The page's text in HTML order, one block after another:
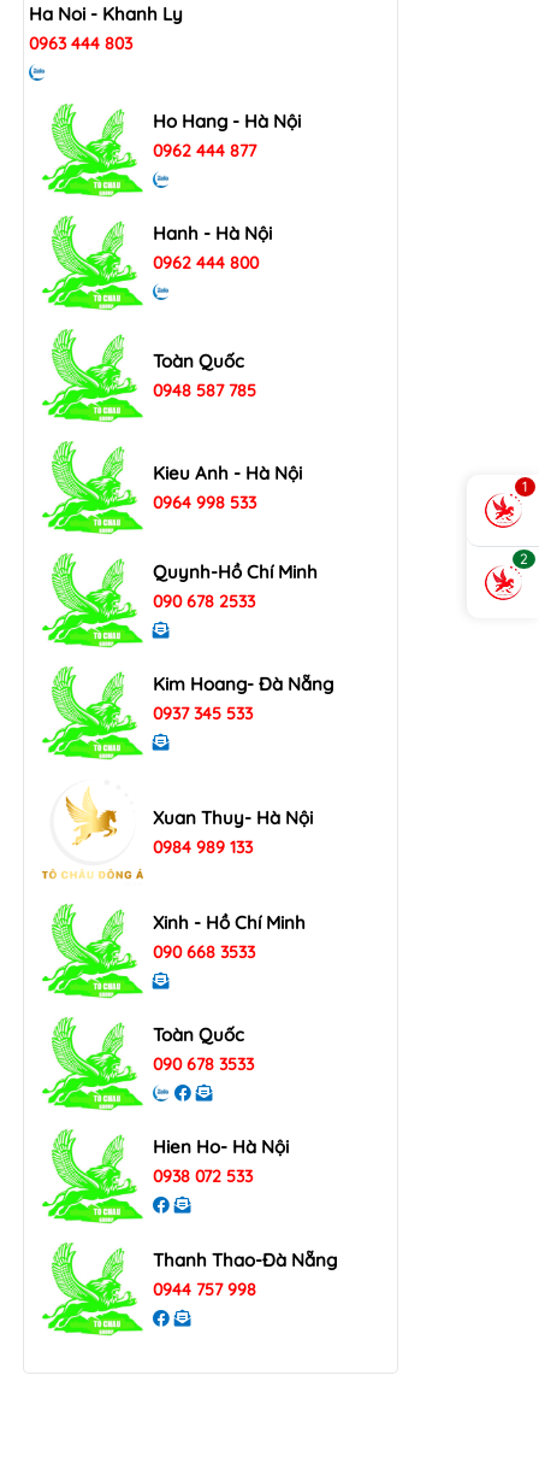
Ha Noi - Khanh Ly
0963 444 803
Ho Hang - Hà Nội
0962 444 877
Hanh - Hà Nội
0962 444 800
Toàn Quốc
0948 587 785
Kieu Anh - Hà Nội
0964 998 533
Quynh-Hồ Chí Minh
090 678 2533
Kim Hoang- Đà Nẵng
0937 345 533
Xuan Thuy- Hà Nội
0984 989 133
Xinh - Hồ Chí Minh
090 668 3533
Toàn Quốc
090 678 3533
Hien Ho- Hà Nội
0938 072 533
Thanh Thao-Đà Nẵng
0944 757 998
1
2